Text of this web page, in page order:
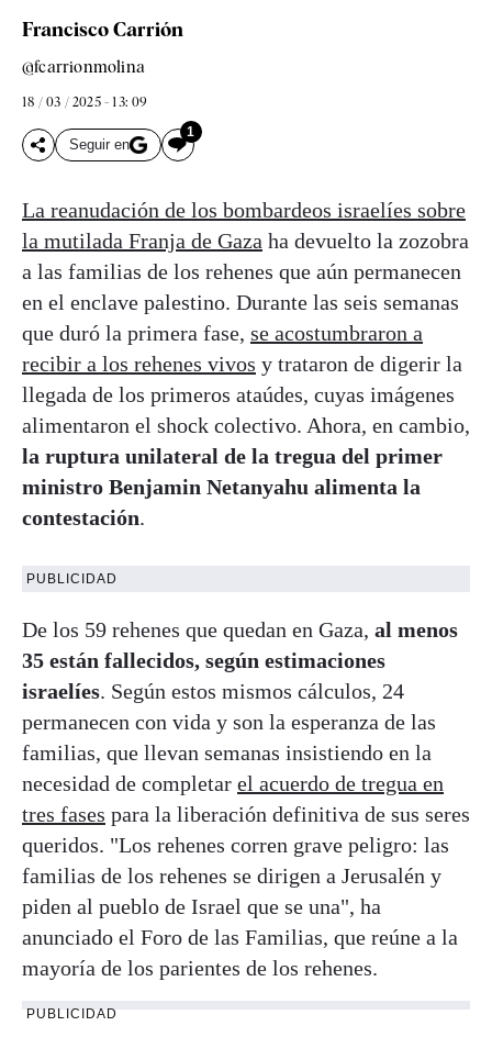
Francisco Carrión
@fcarrionmolina
18 / 03 / 2025 - 13: 09
Seguir en
1
La reanudación de los bombardeos israelíes sobre
la mutilada Franja de Gaza ha devuelto la zozobra
a las familias de los rehenes que aún permanecen
en el enclave palestino. Durante las seis semanas
que duró la primera fase, se acostumbraron a
recibir a los rehenes vivos y trataron de digerir la
llegada de los primeros ataúdes, cuyas imágenes
alimentaron el shock colectivo. Ahora, en cambio,
la ruptura unilateral de la tregua del primer
ministro Benjamin Netanyahu alimenta la
contestación.
PUBLICIDAD
De los 59 rehenes que quedan en Gaza, al menos
35 están fallecidos, según estimaciones
israelíes. Según estos mismos cálculos, 24
permanecen con vida y son la esperanza de las
familias, que llevan semanas insistiendo en la
necesidad de completar el acuerdo de tregua en
tres fases para la liberación definitiva de sus seres
queridos. "Los rehenes corren grave peligro: las
familias de los rehenes se dirigen a Jerusalén y
piden al pueblo de Israel que se una", ha
anunciado el Foro de las Familias, que reúne a la
mayoría de los parientes de los rehenes.
PUBLICIDAD